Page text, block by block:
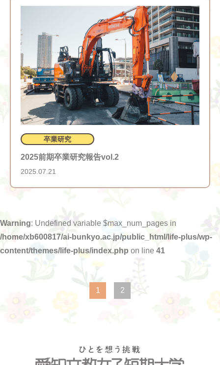
卒業研究
2025前期卒業研究報告vol.2
2025.07.21
Warning: Undefined variable $max_num_pages in
/home/xb600817/ai-bunkyo.ac.jp/public_html/life-plus/wp-
content/themes/life-plus/index.php on line 41
1 2